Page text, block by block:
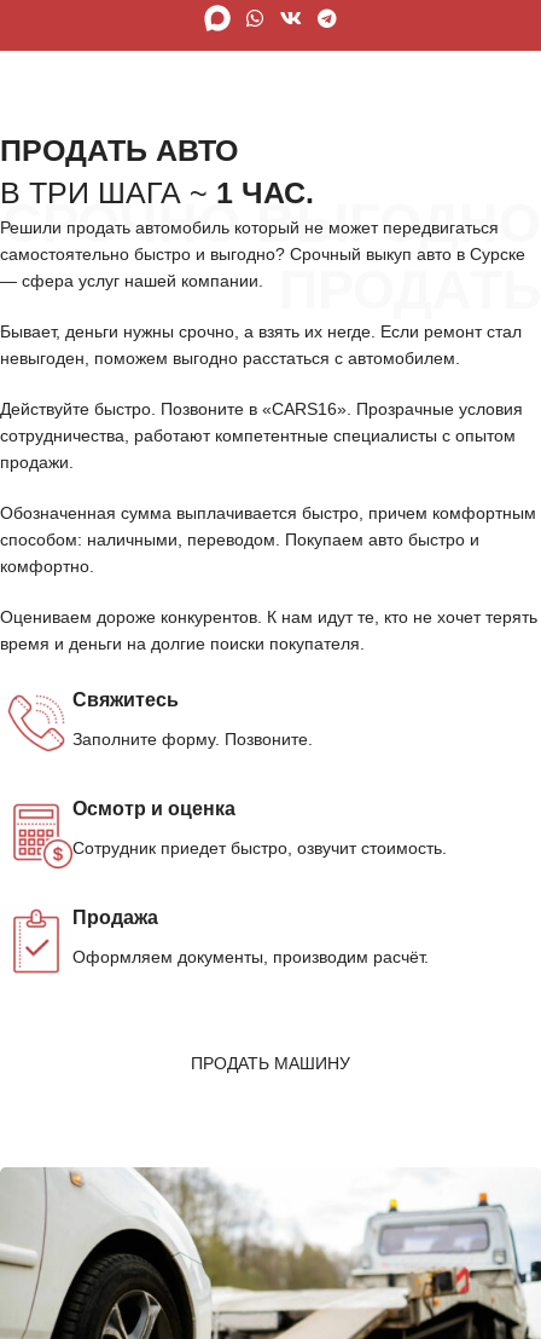
СРОЧНО ВЫГОДНО
ПРОДАТЬ АВТО
В ТРИ ШАГА ~ 1 ЧАС.
Решили продать автомобиль который не может передвигаться
самостоятельно быстро и выгодно? Срочный выкуп авто в Сурске
— сфера услуг нашей компании.
Бывает, деньги нужны срочно, а взять их негде. Если ремонт стал
невыгоден, поможем выгодно расстаться с автомобилем.
Действуйте быстро. Позвоните в «CARS16». Прозрачные условия
сотрудничества, работают компетентные специалисты с опытом
продажи.
Обозначенная сумма выплачивается быстро, причем комфортным
способом: наличными, переводом. Покупаем авто быстро и
комфортно.
Оцениваем дороже конкурентов. К нам идут те, кто не хочет терять
время и деньги на долгие поиски покупателя.
Свяжитесь
Заполните форму. Позвоните.
Осмотр и оценка
Сотрудник приедет быстро, озвучит стоимость.
Продажа
Оформляем документы, производим расчёт.
ПРОДАТЬ МАШИНУ